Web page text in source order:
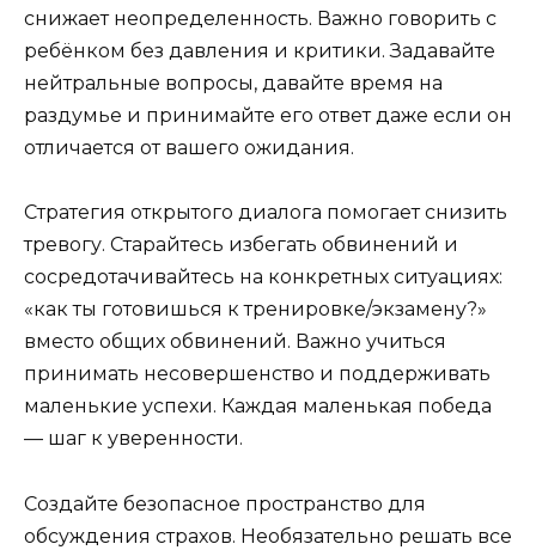
снижает неопределенность. Важно говорить с
ребёнком без давления и критики. Задавайте
нейтральные вопросы, давайте время на
раздумье и принимайте его ответ даже если он
отличается от вашего ожидания.
Стратегия открытого диалога помогает снизить
тревогу. Старайтесь избегать обвинений и
сосредотачивайтесь на конкретных ситуациях:
«как ты готовишься к тренировке/экзамену?»
вместо общих обвинений. Важно учиться
принимать несовершенство и поддерживать
маленькие успехи. Каждая маленькая победа
— шаг к уверенности.
Создайте безопасное пространство для
обсуждения страхов. Необязательно решать все